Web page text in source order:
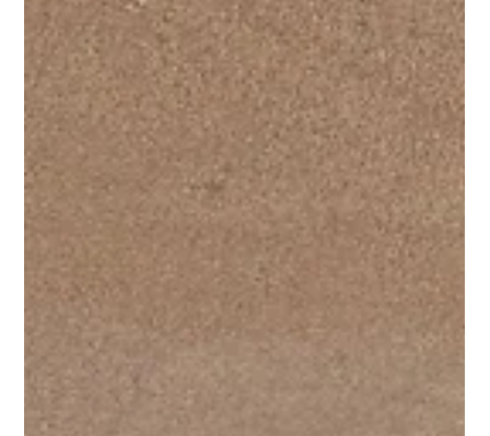
au Palais des Congrès et des Expositions de Saint-Brieuc
Pendant trois jours, nous viendrons à votre rencontre pour
échanger autour de vos projets immobiliers sur le territoire des
Côtes-d’Armor. 🏡 Résidence principale 📈 Investissement
locatif 🌿 Programmes neufs performants (RE2020) 🤝
Accompagnement personnalisé Venez découvrir nos
programmes im